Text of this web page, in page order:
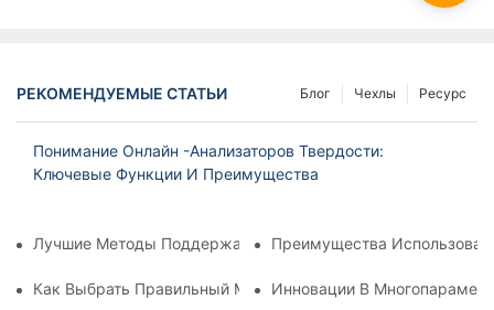
РЕКОМЕНДУЕМЫЕ СТАТЬИ Ресурс
Чехлы
Блог
Понимание Онлайн -анализаторов Твердости:
Ключевые Функции И Преимущества
Лучшие Методы Поддержания Анализатора Растворенного
Преимущества
Как Выбрать Правильный Многочисленный Счетчик
Инновации В